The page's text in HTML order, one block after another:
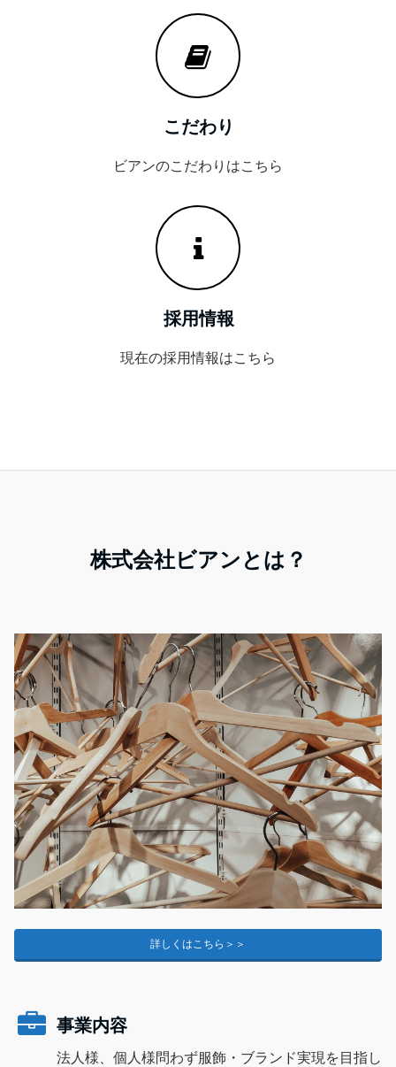
こだわり
ビアンのこだわりはこちら
採用情報
現在の採用情報はこちら
株式会社ビアンとは？
詳しくはこちら＞＞
事業内容
法人様、個人様問わず服飾・ブランド実現を目指し